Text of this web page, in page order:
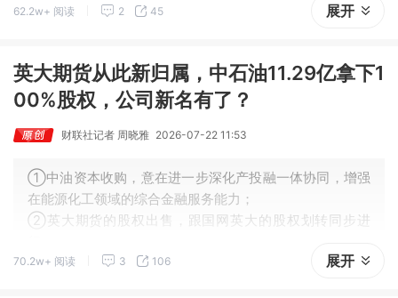
口尚未开启，趋势性上涨或需等到9月之后，核心变量在于
62.2w+ 阅读 2 45 展开
英大期货从此新归属，中石油11.29亿拿下1
00%股权，公司新名有了？
财联社记者 周晓雅 2026-07-22 11:53
①中油资本收购，意在进一步深化产投融一体协同，增强
在能源化工领域的综合金融服务能力；
②英大期货的股权出售，跟国网英大的股权划转同步进
③随着新一轮股权变更落地，英大期货或迎来发展新机
70.2w+ 阅读 3 106 展开